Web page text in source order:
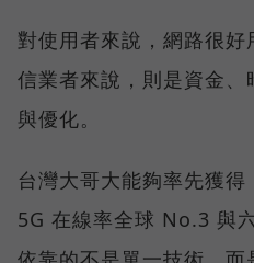
對使用者來說，網路很
信業者來說，則是資金
與優化。
台灣大哥大能夠率先獲
5G 在線率全球 No.3 與